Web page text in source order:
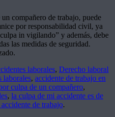
compañero de trabajo, puede
por responsabilidad civil, ya
in vigilando” y además, debe
las medidas de seguridad.
laborales, Derecho laboral
laborales, accidente de trabajo en
culpa de un compañero,
, la culpa de mi accidente es de
de trabajo.